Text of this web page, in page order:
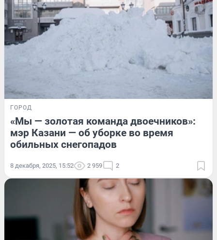
ГОРОД
«Мы — золотая команда двоечников»:
мэр Казани — об уборке во время
обильных снегопадов
8 декабря, 2025, 15:52 2 959 2